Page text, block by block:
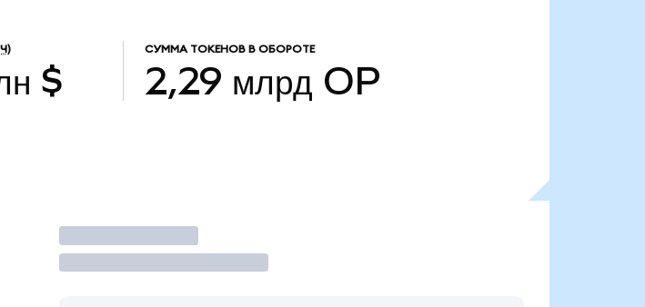
$
СУММА ТОКЕНОВ В ОБОРОТЕ
2,29 млрд OP
Торговать